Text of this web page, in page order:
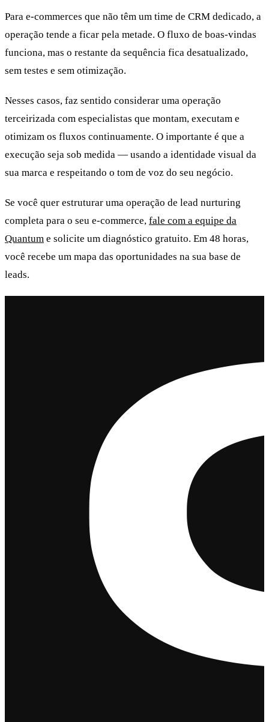
Para e-commerces que não têm um time de CRM dedicado, a
operação tende a ficar pela metade. O fluxo de boas-vindas
funciona, mas o restante da sequência fica desatualizado,
sem testes e sem otimização.
Nesses casos, faz sentido considerar uma operação
terceirizada com especialistas que montam, executam e
otimizam os fluxos continuamente. O importante é que a
execução seja sob medida — usando a identidade visual da
sua marca e respeitando o tom de voz do seu negócio.
Se você quer estruturar uma operação de lead nurturing
completa para o seu e-commerce, fale com a equipe da
Quantum e solicite um diagnóstico gratuito. Em 48 horas,
você recebe um mapa das oportunidades na sua base de
leads.